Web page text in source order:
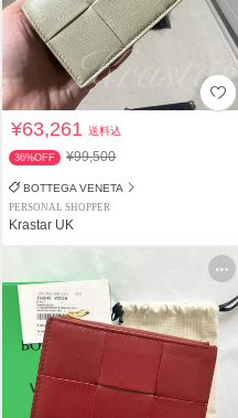
¥63,261送料込
36%OFF ¥99,500
BOTTEGA VENETA
PERSONAL SHOPPER
Krastar UK